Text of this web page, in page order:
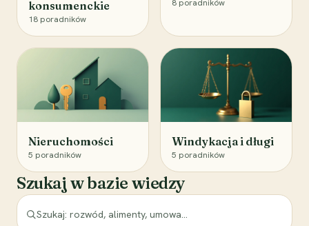
konsumenckie
18 poradników
8 poradników
Nieruchomości
5 poradników
Windykacja i długi
5 poradników
Szukaj w bazie wiedzy